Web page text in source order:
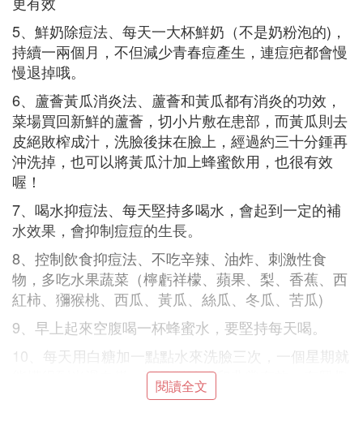
5、鮮奶除痘法、每天一大杯鮮奶（不是奶粉泡的)，
持續一兩個月，不但減少青春痘產生，連痘疤都會慢
慢退掉哦。
6、蘆薈黃瓜消炎法、蘆薈和黃瓜都有消炎的功效，
菜場買回新鮮的蘆薈，切小片敷在患部，而黃瓜則去
皮絕敗榨成汁，洗臉後抹在臉上，經過約三十分鍾再
沖洗掉，也可以將黃瓜汁加上蜂蜜飲用，也很有效
喔！
7、喝水抑痘法、每天堅持多喝水，會起到一定的補
水效果，會抑制痘痘的生長。
8、控制飲食抑痘法、不吃辛辣、油炸、刺激性食
物，多吃水果蔬菜（檸虧祥檬、蘋果、梨、香蕉、西
紅柿、獼猴桃、西瓜、黃瓜、絲瓜、冬瓜、苦瓜)
9、早上起來空腹喝一杯蜂蜜水，要堅持每天喝。
10、每天用白糖加一點點水來洗臉三次，一個星期就
能摸得到光滑白嫩，而且對暗瘡印非常有效，有興趣
可以試試，最主要是持之以恆！
閱讀全文